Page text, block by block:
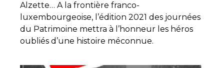
Alzette… A la frontière franco-
luxembourgeoise, l’édition 2021 des journées
du Patrimoine mettra à l’honneur les héros
oubliés d’une histoire méconnue.